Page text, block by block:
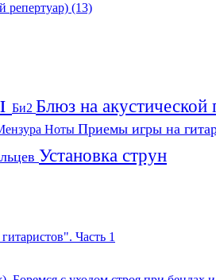
репертуар) (13)
Би2 Блюз на акустической
Ноты Приемы игры на
Установка струн
Часть 1